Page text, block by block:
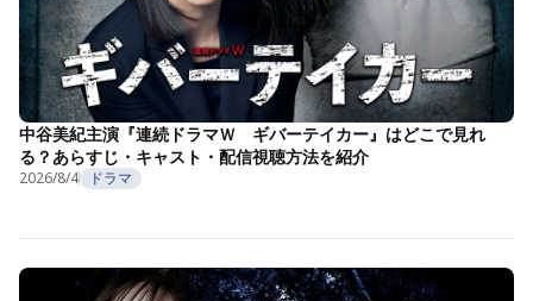
中谷美紀主演『連続ドラマＷ ギバーテイカー』はどこで見れ
る？あらすじ・キャスト・配信視聴方法を紹介
2026/8/4 ドラマ